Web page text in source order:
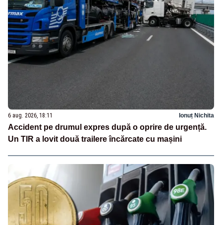
6 aug. 2026, 18:11 Ionuț Nichita
Accident pe drumul expres după o oprire de urgență.
Un TIR a lovit două trailere încărcate cu mașini